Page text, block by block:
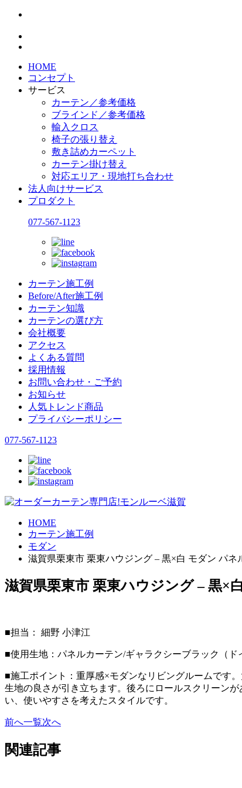
HOME
コンセプト
サービス
カーテン／参考価格
ブラインド／参考価格
輸入クロス
椅子の張り替え
敷き詰めカーペット
カーテン掛け替え
対応エリア・現地打ち合わせ
法人向けサービス
プロダクト
077-567-1123
カーテン施工例
Before/After施工例
カーテン知識
カーテンの選び方
会社概要
アクセス
よくある質問
採用情報
お問い合わせ・ご予約
お知らせ
人気トレンド商品
プライバシーポリシー
077-567-1123
HOME
カーテン施工例
モダン
滋賀県栗東市 栗東ハウジング – 黒×白 モダン パネ
滋賀県栗東市 栗東ハウジング – 黒×
■担当： 細野 小津江
■使用生地：パネルカーテン/ギャラクシーブラック（ド
■施工ポイント：重厚感×モダンなリビングルームです
生地の良さが引き立ちます。後ろにロールスクリーン
い、使いやすさを考えたスタイルです。
前へ一覧次へ
関連記事